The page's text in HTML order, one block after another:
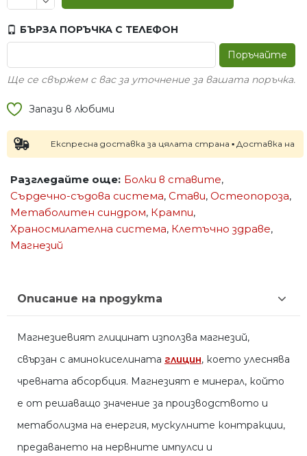
БЪРЗА ПОРЪЧКА С ТЕЛЕФОН
Поръчайте
Ще се свържем с вас за уточнение за вашата поръчка.
Запази в любими
Експресна доставка за цялата страна ▪ Доставка на
Разгледайте още: Болки в ставите,
Сърдечно-съдова система, Стави, Остеопороза,
Метаболитен синдром, Крампи,
Храносмилателна система, Клетъчно здраве,
Магнезий
Описание на продукта
Магнезиевият глицинат използва магнезий,
свързан с аминокиселината глицин, което улеснява
чревната абсорбция. Магнезият е минерал, който
е от решаващо значение за производството и
метаболизма на енергия, мускулните контракции,
предаването на нервните импулси и